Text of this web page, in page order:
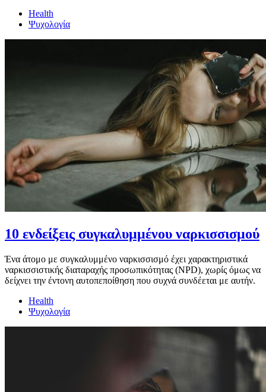
Health
Ψυχολογία
10 ενδείξεις συγκαλυμμένου ναρκισσισμού
Ένα άτομο με συγκαλυμμένο ναρκισσισμό έχει χαρακτηριστικά
ναρκισσιστικής διαταραχής προσωπικότητας (NPD), χωρίς όμως να
δείχνει την έντονη αυτοπεποίθηση που συχνά συνδέεται με αυτήν.
Health
Ψυχολογία